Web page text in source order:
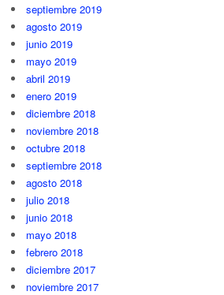
septiembre 2019
agosto 2019
junio 2019
mayo 2019
abril 2019
enero 2019
diciembre 2018
noviembre 2018
octubre 2018
septiembre 2018
agosto 2018
julio 2018
junio 2018
mayo 2018
febrero 2018
diciembre 2017
noviembre 2017